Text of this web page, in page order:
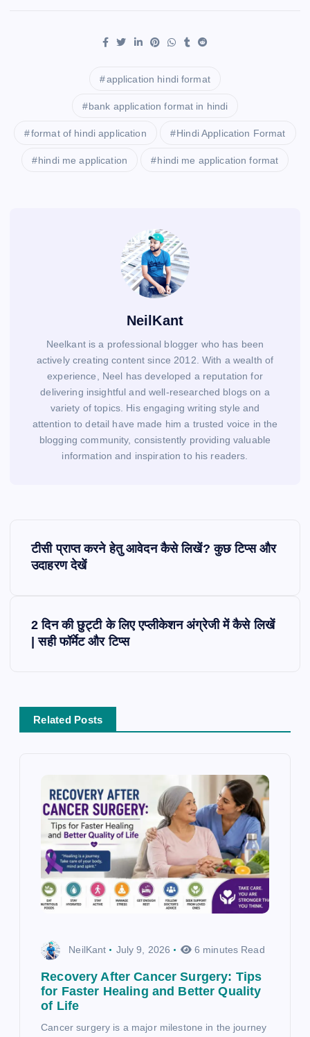
application hindi format
bank application format in hindi
format of hindi application Hindi Application Format
hindi me application hindi me application format
NeilKant
Neelkant is a professional blogger who has been
actively creating content since 2012. With a wealth of
experience, Neel has developed a reputation for
delivering insightful and well-researched blogs on a
variety of topics. His engaging writing style and
attention to detail have made him a trusted voice in the
blogging community, consistently providing valuable
information and inspiration to his readers.
टीसी प्राप्त करने हेतु आवेदन कैसे लिखें? कुछ टिप्स और
उदाहरण देखें
2 दिन की छुट्टी के लिए एप्लीकेशन अंग्रेजी में कैसे लिखें
| सही फॉर्मेट और टिप्स
Related Posts
NeilKant July 9, 2026 6 minutes Read
Recovery After Cancer Surgery: Tips
for Faster Healing and Better Quality
of Life
Cancer surgery is a major milestone in the journey